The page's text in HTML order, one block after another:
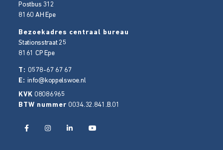
Postbus 312
8160 AH Epe
Bezoekadres centraal bureau
Stationsstraat 25
8161 CP Epe
T: 0578-67 67 67
E:info@koppelswoe.nl
KVK 08086965
BTW nummer 0034.32.841.B.01